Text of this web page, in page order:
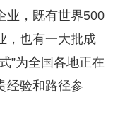
业，既有世界500
，也有一大批成
”为全国各地正在
经验和路径参